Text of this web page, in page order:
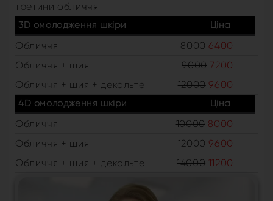
третини обличчя
3D омолодження шкіри Ціна
Обличчя 8000 6400
Обличчя + шия
9000 7200
Обличчя + шия + декольте
12000 9600
4D омолодження шкіри Ціна
Обличчя 10000 8000
Обличчя + шия
12000 9600
Обличчя + шия + декольте
14000 11200